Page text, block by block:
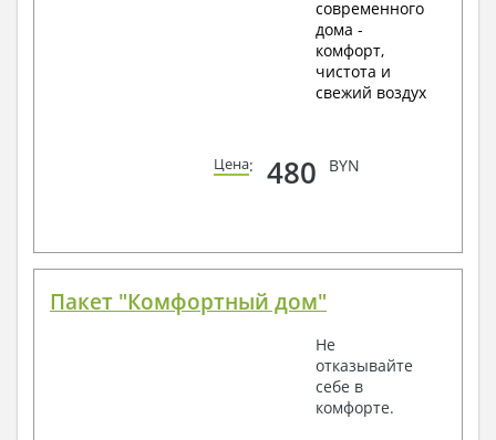
современного
дома -
комфорт,
чистота и
свежий воздух
Цена: 480 BYN
Пакет "Комфортный дом"
Не
отказывайте
себе в
комфорте.